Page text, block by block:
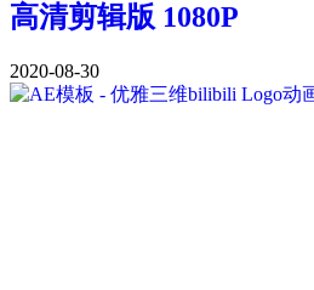
高清剪辑版 1080P
2020-08-30